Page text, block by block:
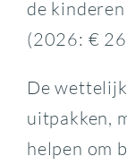
de
(2026: €
De
uitpakken,
helpen om